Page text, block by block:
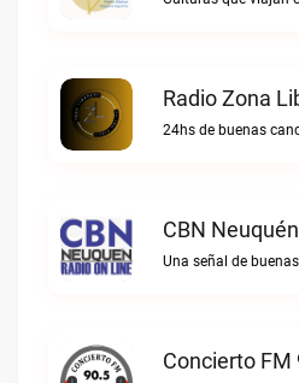
Radio Zona
CBN
Una señal de
Concierto FM